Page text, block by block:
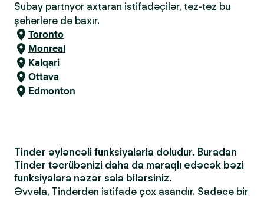
Subay partnyor axtaran istifadəçilər, tez-tez bu
şəhərlərə də baxır.
Toronto
Monreal
Kalqari
Ottava
Edmonton
Tinder əyləncəli funksiyalarla doludur. Buradan
Tinder təcrübənizi daha da maraqlı edəcək bəzi
funksiyalara nəzər sala bilərsiniz.
Əvvəla, Tinderdən istifadə çox asandır. Sadəcə bir